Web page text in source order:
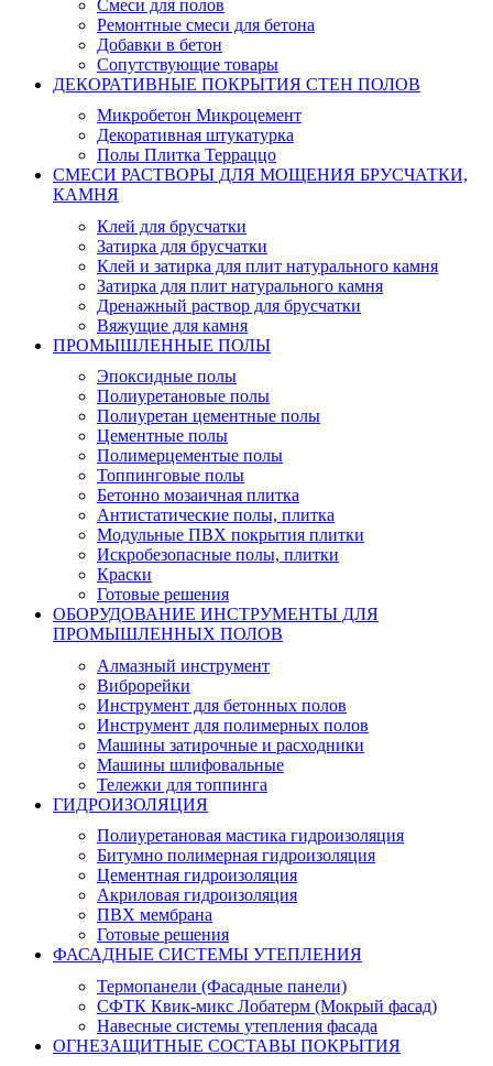
Смеси для полов
Ремонтные смеси для бетона
Добавки в бетон
Сопутствующие товары
ДЕКОРАТИВНЫЕ ПОКРЫТИЯ СТЕН ПОЛОВ
Микробетон Микроцемент
Декоративная штукатурка
Полы Плитка Терраццо
СМЕСИ РАСТВОРЫ ДЛЯ МОЩЕНИЯ БРУСЧАТКИ,
КАМНЯ
Клей для брусчатки
Затирка для брусчатки
Клей и затирка для плит натурального камня
Затирка для плит натурального камня
Дренажный раствор для брусчатки
Вяжущие для камня
ПРОМЫШЛЕННЫЕ ПОЛЫ
Эпоксидные полы
Полиуретановые полы
Полиуретан цементные полы
Цементные полы
Полимерцементые полы
Топпинговые полы
Бетонно мозаичная плитка
Антистатические полы, плитка
Модульные ПВХ покрытия плитки
Искробезопасные полы, плитки
Краски
Готовые решения
ОБОРУДОВАНИЕ ИНСТРУМЕНТЫ ДЛЯ
ПРОМЫШЛЕННЫХ ПОЛОВ
Алмазный инструмент
Виброрейки
Инструмент для бетонных полов
Инструмент для полимерных полов
Машины затирочные и расходники
Машины шлифовальные
Тележки для топпинга
ГИДРОИЗОЛЯЦИЯ
Полиуретановая мастика гидроизоляция
Битумно полимерная гидроизоляция
Цементная гидроизоляция
Акриловая гидроизоляция
ПВХ мембрана
Готовые решения
ФАСАДНЫЕ СИСТЕМЫ УТЕПЛЕНИЯ
Термопанели (Фасадные панели)
СФТК Квик-микс Лобатерм (Мокрый фасад)
Навесные системы утепления фасада
ОГНЕЗАЩИТНЫЕ СОСТАВЫ ПОКРЫТИЯ